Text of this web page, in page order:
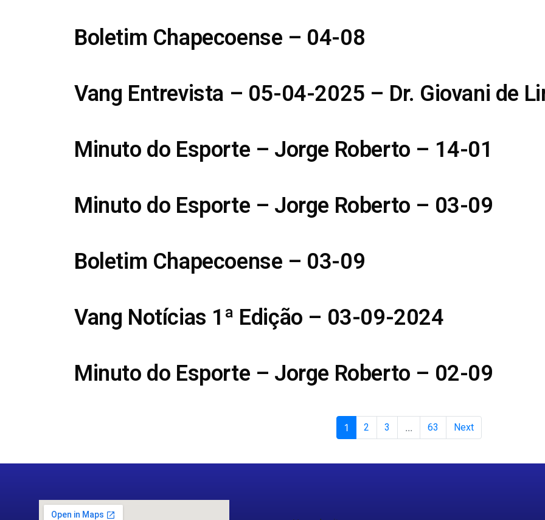
Boletim Chapecoense – 04-08
Vang Entrevista – 05-04-2025 – Dr. Giovani de
Minuto do Esporte – Jorge Roberto – 14-01
Minuto do Esporte – Jorge Roberto – 03-09
Boletim Chapecoense – 03-09
Vang Notícias 1ª Edição – 03-09-2024
Minuto do Esporte – Jorge Roberto – 02-09
1 2 3 ... 63 Next